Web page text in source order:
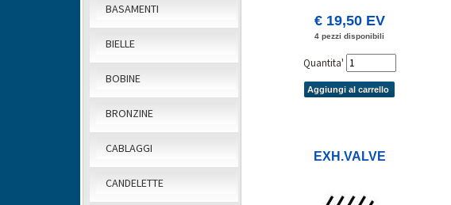
BASAMENTI
BIELLE
BOBINE
BRONZINE
CABLAGGI
CANDELETTE
€ 19,50 EV
4 pezzi disponibili
Quantita'
Aggiungi al carrello
EXH.VALVE